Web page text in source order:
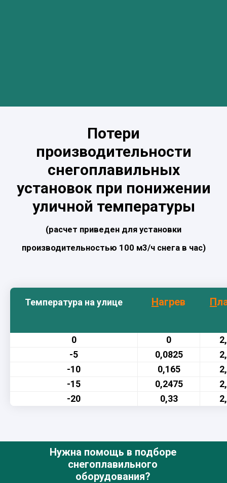
Потери
производительности
снегоплавильных
установок при понижении
уличной температуры
(расчет приведен для установки
производительностью 100 м3/ч снега в час)
Температура на улице Нагрев П
0 0
-5
0,0825
-10
0,165
-15
0,2475
-20
0,33
Нужна помощь в подборе
снегоплавильного
оборудования?